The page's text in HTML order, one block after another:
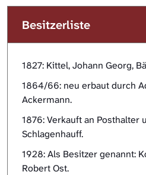
Besitzerliste
1827: Kittel, Johann Georg,
1864/66: neu erbaut durch
Ackermann.
1876: Verkauft an Posthalter
Schlagenhauff.
1928: Als Besitzer genannt:
Robert Ost.